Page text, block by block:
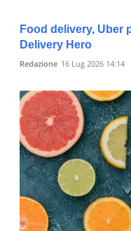
Food delivery, Uber
Delivery Hero
Redazione 16 Lug 2026 14:14